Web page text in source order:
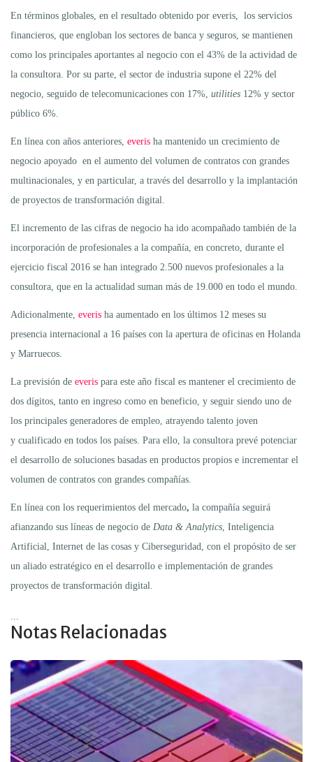
En términos globales, en el resultado obtenido por everis, los servicios
financieros, que engloban los sectores de banca y seguros, se mantienen
como los principales aportantes al negocio con el 43% de la actividad de
la consultora. Por su parte, el sector de industria supone el 22% del
negocio, seguido de telecomunicaciones con 17%, utilities 12% y sector
público 6%.
En línea con años anteriores, everis ha mantenido un crecimiento de
negocio apoyado en el aumento del volumen de contratos con grandes
multinacionales, y en particular, a través del desarrollo y la implantación
de proyectos de transformación digital.
El incremento de las cifras de negocio ha ido acompañado también de la
incorporación de profesionales a la compañía, en concreto, durante el
ejercicio fiscal 2016 se han integrado 2.500 nuevos profesionales a la
consultora, que en la actualidad suman más de 19.000 en todo el mundo.
Adicionalmente, everis ha aumentado en los últimos 12 meses su
presencia internacional a 16 países con la apertura de oficinas en Holanda
y Marruecos.
La previsión de everis para este año fiscal es mantener el crecimiento de
dos dígitos, tanto en ingreso como en beneficio, y seguir siendo uno de
los principales generadores de empleo, atrayendo talento joven
y cualificado en todos los países. Para ello, la consultora prevé potenciar
el desarrollo de soluciones basadas en productos propios e incrementar el
volumen de contratos con grandes compañías.
En línea con los requerimientos del mercado, la compañía seguirá
afianzando sus líneas de negocio de Data & Analytics , Inteligencia
Artificial, Internet de las cosas y Ciberseguridad, con el propósito de ser
un aliado estratégico en el desarrollo e implementación de grandes
proyectos de transformación digital.
Notas Relacionadas